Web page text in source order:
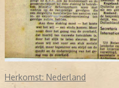
Herkomst: Nederland